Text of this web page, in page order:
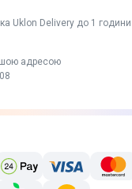
Uklon Delivery до 1 години
адресою